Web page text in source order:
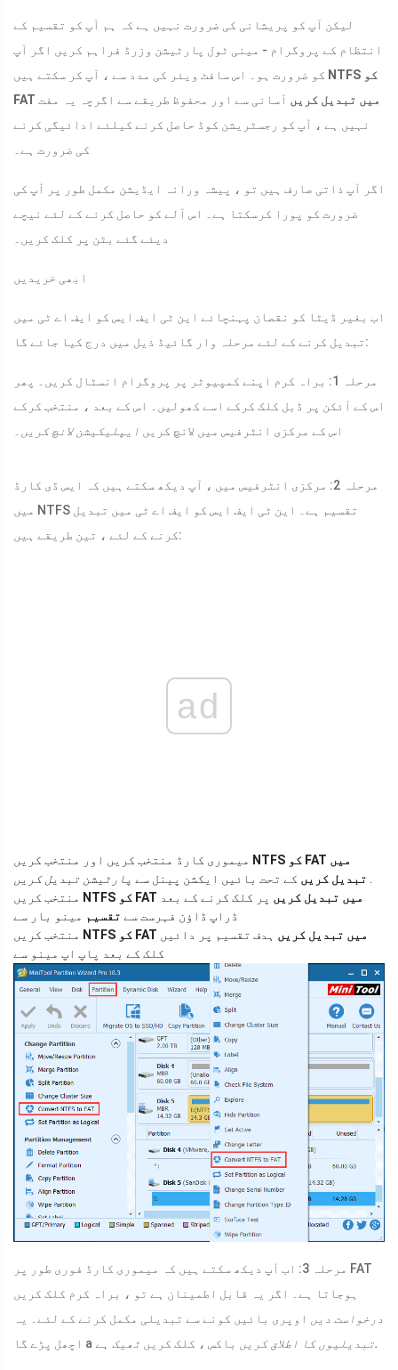
لیکن آپ کو پریشانی کی ضرورت نہیں ہے کہ ہم آپ کو تقسیم کے
انتظام کے پروگرام - مینی ٹول پارٹیشن وزرڈ فراہم کریں اگر آپ
NTFS کو
FAT میں تبدیل کریں آسانی سے اور محفوظ طریقے سے اگرچہ یہ مفت
نہیں ہے ، آپ کو رجسٹریشن کوڈ حاصل کرنے کیلئے ادائیگی کرنے
کی ضرورت ہے۔
اگر آپ ذاتی صارف ہیں تو ، پیشہ ورانہ ایڈیشن مکمل طور پر آپ کی
ضرورت کو پورا کرسکتا ہے۔ اس آلے کو حاصل کرنے کے لئے نیچے
دیئے گئے بٹن پر کلک کریں۔
ابھی خریدیں
اب بغیر ڈیٹا کو نقصان پہنچائے این ٹی ایف ایس کو ایف اے ٹی میں
تبدیل کرنے کے لئے مرحلہ وار گائیڈ ذیل میں درج کیا جائے گا:
مرحلہ 1: براہ کرم اپنے کمپیوٹر پر پروگرام انسٹال کریں۔ پھر
اس کے آئکن پر ڈبل کلک کرکے اسے کھولیں۔ اس کے بعد ، منتخب کرکے
اس کے مرکزی انٹرفیس میں لانچ کریں ایپلیکیشن لانچ کریں۔
مرحلہ 2: مرکزی انٹرفیس میں ، آپ دیکھ سکتے ہیں کہ ایس ڈی کارڈ
میں NTFS تقسیم ہے۔ این ٹی ایف ایس کو ایف اے ٹی میں تبدیل
کرنے کے لئے ، تین طریقے ہیں:
ad
NTFS کو FAT میں
تبدیل کریں کے تحت بائیں ایکشن پینل سے پارٹیشن تبدیل کریں
NTFS کو FAT میں تبدیل کریں پر کلک کرنے کے بعد
ڈراپ ڈاؤن فہرست سے تقسیم مینو بار سے
NTFS کو FAT میں تبدیل کریں ہدف تقسیم پر دائیں
کلک کے بعد پاپ اپ مینو سے
مرحلہ 3: اب آپ دیکھ سکتے ہیں کہ میموری کارڈ فوری طور پر FAT
ہوجاتا ہے۔ اگر یہ قابل اطمینان ہے تو ، براہ کرم کلک کریں
درخواست دیں اوپری بائیں کونے سے تبدیلی مکمل کرنے کے لئے۔ یہ
اچھل پڑے گا a
تبدیلیوں کا اطلاق کریں باکس ، کلک کریں ٹھیک ہے.